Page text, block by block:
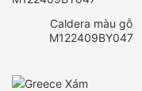
Caldera màu gỗ
M122409BY047